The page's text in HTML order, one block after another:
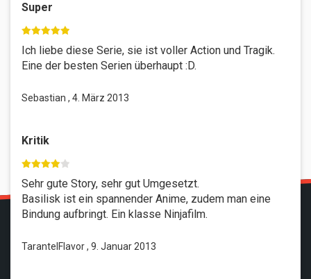
Super
Ich liebe diese Serie, sie ist voller Action und Tragik.
Eine der besten Serien überhaupt :D.
Sebastian , 4. März 2013
Kritik
Sehr gute Story, sehr gut Umgesetzt.
Basilisk ist ein spannender Anime, zudem man eine
Bindung aufbringt. Ein klasse Ninjafilm.
TarantelFlavor , 9. Januar 2013